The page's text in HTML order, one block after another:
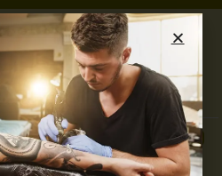
Max Signorello
Tattoo Supply
TUTTO PER IL TUO
TATTOO STUDIO